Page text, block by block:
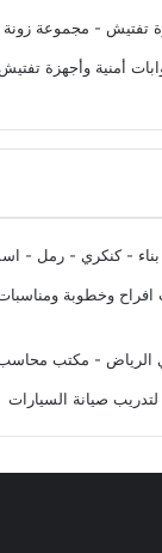
تفتيش - مجموعة زونة
أمنية وأجهزة
- كنكري - رمل -
وخطوبة
- مكتب محاسب
صيانة السيارات